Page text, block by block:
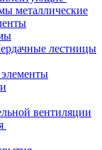
металлические
лестницы
вентиляции